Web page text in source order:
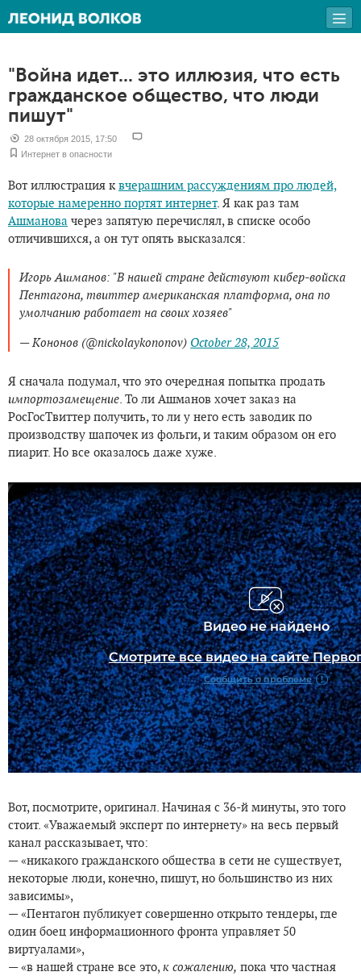
"Война идет... это иллюзия, что есть
гражданское общество, что люди
пишут"
28 октября 2015, 17:50
Интернет в опасности
Вот иллюстрация к вчерашним рассуждениям про людей,
которые намеренно портят интернет. Я как раз там
Ашманова через запятую перечислял, в списке особо
отличившихся, а он тут опять высказался:
Игорь Ашманов: "В нашей стране действуют кибер-войска
Пентагона, твиттер американская платформа, она по
умолчанию работает на своих хозяев"
— Кононов (@nickolaykononov) October 28, 2015
Я сначала подумал, что это очередная попытка продать
импортозамещение. То ли Ашманов хочет заказ на
РосГосТвиттер получить, то ли у него есть заводик по
производству шапочек из фольги, и таким образом он его
пиарит. Но все оказалось даже хуже.
Вот, посмотрите, оригинал. Начиная с 36-й минуты, это того
стоит. «Уважаемый эксперт по интернету» на весь первый
канал рассказывает, что:
— «никакого гражданского общества в сети не существует,
некоторые люди, конечно, пишут, но большинство из них
зависимы»,
— «Пентагон публикует совершенно открыто тендеры, где
один боец информационного фронта управляет 50
виртуалами»,
— «в нашей стране все это,к сожалению, пока что частная